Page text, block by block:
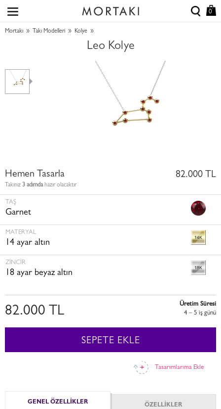
0
Mortakı » Takı Modelleri » Kolye »
Leo Kolye
Hemen Tasarla
Takınız 3 adımdahazır olacaktır
82.000 TL
TAŞ
Garnet
MATERYAL
14 ayar altın
ZINCIR
18 ayar beyaz altın
Tasarımlarıma Ekle
82.000 TL
Üretim Süresi
4 – 5 i̇ş günü
SEPETE EKLE
GENEL ÖZELLİKLER ÖZELLİKLER